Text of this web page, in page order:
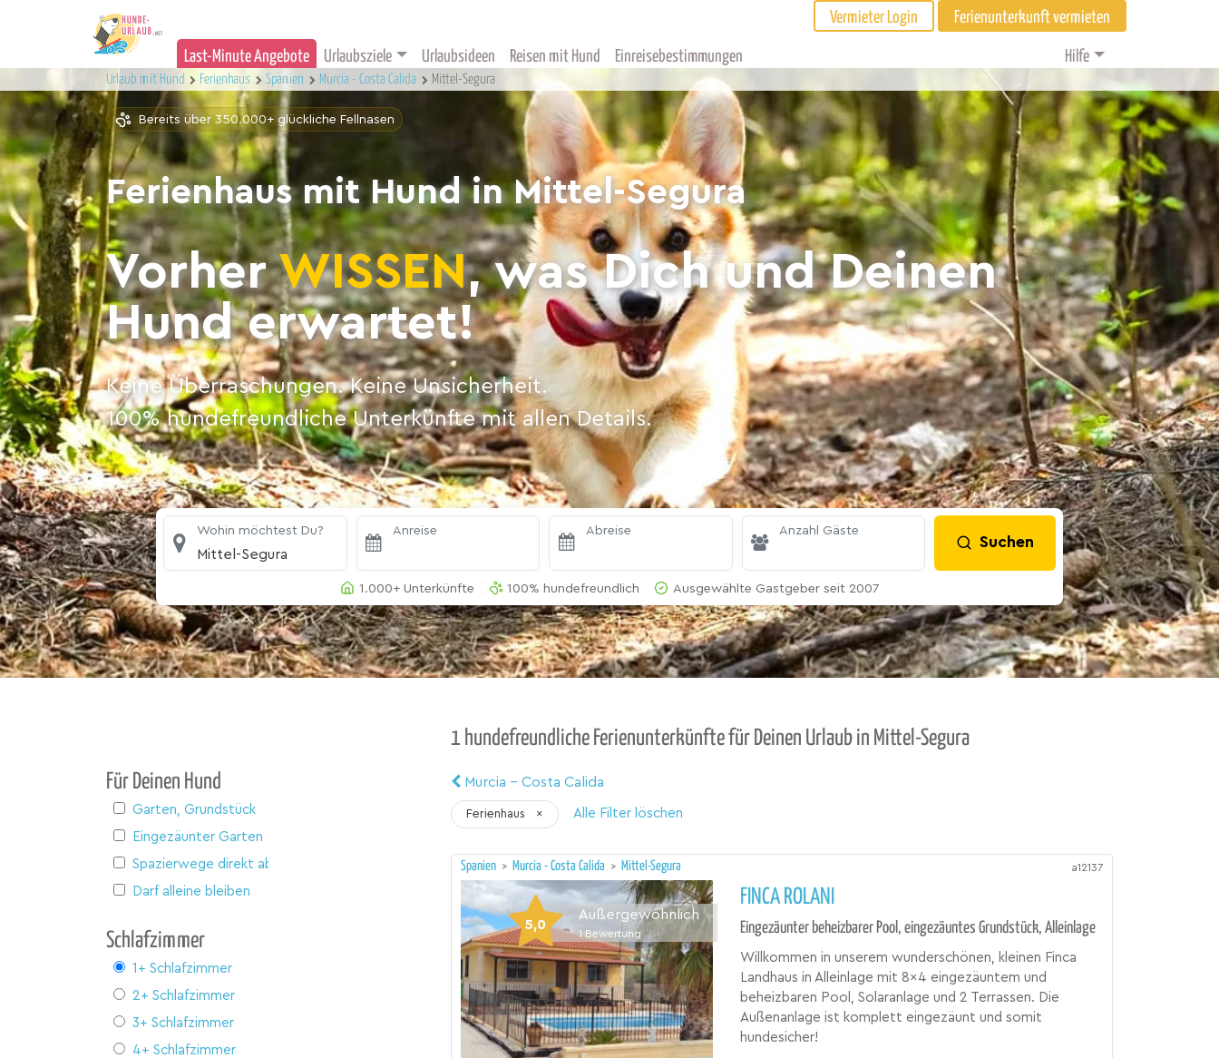
Vermieter Login Ferienunterkunft vermieten
Last-Minute Angebote Urlaubsziele Urlaubsideen Reisen mit Hund Einreisebestimmungen Hilfe
Urlaub mit Hund Ferienhaus Spanien Murcia - Costa Calida Mittel-Segura
Bereits über 350.000+ glückliche Fellnasen
Ferienhaus mit Hund in Mittel-Segura
VorherWISSEN, was Dich und Deinen
Hund erwartet!
Keine Überraschungen. Keine Unsicherheit.
100% hundefreundliche Unterkünfte mit allen Details.
Wohin möchtest Du?
Mittel-Segura
Anreise Abreise Anzahl Gäste
Suchen
1.000+ Unterkünfte 100% hundefreundlich Ausgewählte Gastgeber seit 2007
Für Deinen Hund
Garten, Grundstück
Eingezäunter Garten
Spazierwege direkt ab Haus
Darf alleine bleiben
Schlafzimmer
1+ Schlafzimmer
2+ Schlafzimmer
3+ Schlafzimmer
4+ Schlafzimmer
1 hundefreundliche Ferienunterkünfte für Deinen Urlaub in Mittel-Segura
Murcia - Costa Calida
Ferienhaus × Alle Filter löschen
Spanien > Murcia - Costa Calida > Mittel-Segura a12137
5,0
Außergewöhnlich
1 Bewertung
FINCA ROLANI
Eingezäunter beheizbarer Pool, eingezäuntes Grundstück, Alleinlage
Willkommen in unserem wunderschönen, kleinen Finca
Landhaus in Alleinlage mit 8x4 eingezäuntem und
beheizbaren Pool, Solaranlage und 2 Terrassen. Die
Außenanlage ist komplett eingezäunt und somit
hundesicher!